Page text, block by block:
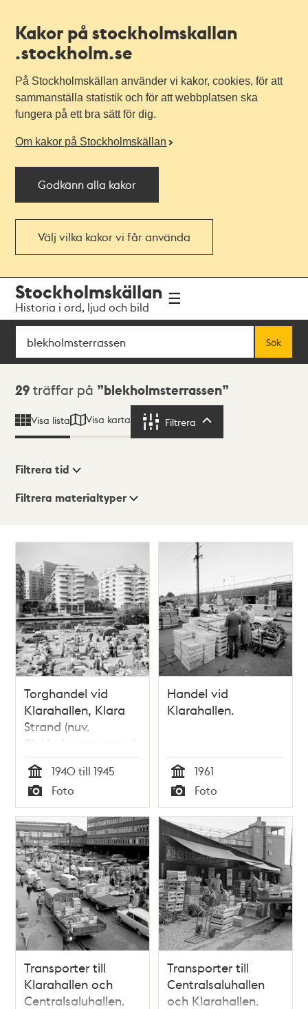
Kakor på stockholmskallan
.stockholm.se
På Stockholmskällan använder vi kakor, cookies, för att
sammanställa statistik och för att webbplatsen ska
fungera på ett bra sätt för dig.
Om kakor på Stockholmskällan
Godkänn alla kakor
Välj vilka kakor vi får använda
navigationen
huvudinnehållet
Stockholmskällan
Historia i ord, ljud och bild
Sök
Sök
Sökresultat
29 träffar på blekholmsterrassen
Visa lista Visa karta Filtrera
Visningsläge
Filtrera tid
Filtrera materialtyper
Torghandel vid
Klarahallen, Klara
Strand (nuv.
Blekholmsterrassen).
I bakgrunden Klara
Sjö och Kungsholms
Strand (nuv.
Kungsbro Strand)
Tid
1940 till 1945
Typ
Foto
Handel vid
Klarahallen.
Tid
1961
Typ
Foto
Transporter till
Klarahallen och
Centralsaluhallen.
Transporter till
Centralsaluhallen
och Klarahallen.